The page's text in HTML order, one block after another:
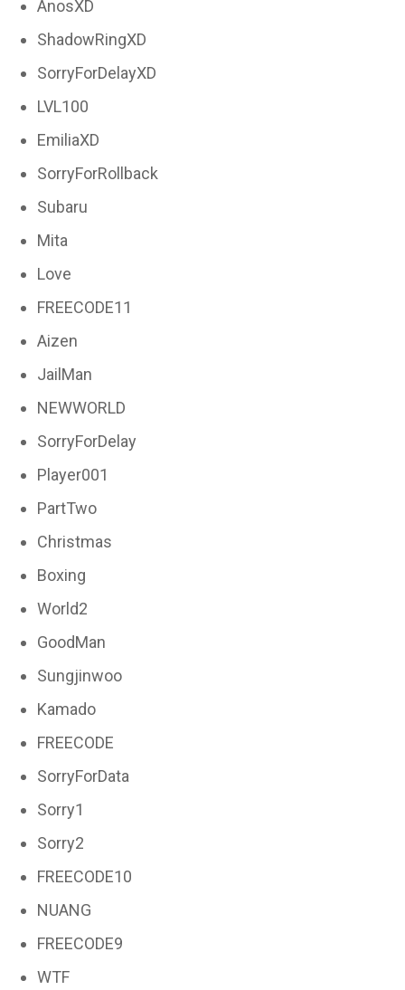
AnosXD
ShadowRingXD
SorryForDelayXD
LVL100
EmiliaXD
SorryForRollback
Subaru
Mita
Love
FREECODE11
Aizen
JailMan
NEWWORLD
SorryForDelay
Player001
PartTwo
Christmas
Boxing
World2
GoodMan
Sungjinwoo
Kamado
FREECODE
SorryForData
Sorry1
Sorry2
FREECODE10
NUANG
FREECODE9
WTF